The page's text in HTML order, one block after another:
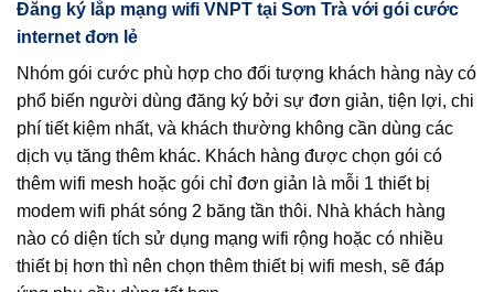
Đăng ký lắp mạng wifi VNPT tại Sơn Trà với gói cước
internet đơn lẻ
Nhóm gói cước phù hợp cho đối tượng khách hàng này có
phổ biến người dùng đăng ký bởi sự đơn giản, tiện lợi, chi
phí tiết kiệm nhất, và khách thường không cần dùng các
dịch vụ tăng thêm khác. Khách hàng được chọn gói có
thêm wifi mesh hoặc gói chỉ đơn giản là mỗi 1 thiết bị
modem wifi phát sóng 2 băng tần thôi. Nhà khách hàng
nào có diện tích sử dụng mạng wifi rộng hoặc có nhiều
thiết bị hơn thì nên chọn thêm thiết bị wifi mesh, sẽ đáp